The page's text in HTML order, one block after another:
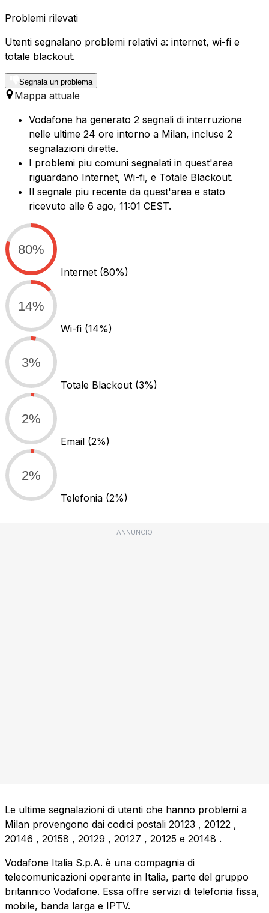
Problemi rilevati
Utenti segnalano problemi relativi a: internet, wi-fi e
totale blackout.
Segnala un problema
Mappa attuale
Vodafone ha generato 2 segnali di interruzione
nelle ultime 24 ore intorno a Milan, incluse 2
segnalazioni dirette.
I problemi piu comuni segnalati in quest'area
riguardano Internet, Wi-fi, e Totale Blackout.
Il segnale piu recente da quest'area e stato
ricevuto alle 6 ago, 11:01 CEST.
80%
Internet (80%)
14%
Wi-fi (14%)
3%
Totale Blackout (3%)
2%
Email (2%)
2%
Telefonia (2%)
ANNUNCIO
Le ultime segnalazioni di utenti che hanno problemi a
Milan provengono dai codici postali 20123 , 20122 ,
20146 , 20158 , 20129 , 20127 , 20125 e 20148 .
Vodafone Italia S.p.A. è una compagnia di
telecomunicazioni operante in Italia, parte del gruppo
britannico Vodafone. Essa offre servizi di telefonia fissa,
mobile, banda larga e IPTV.